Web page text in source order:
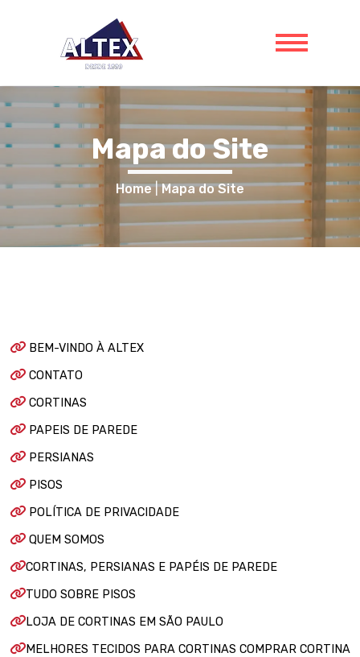
Mapa do Site
Home|Mapa do Site
BEM-VINDO À ALTEX
CONTATO
CORTINAS
PAPEIS DE PAREDE
PERSIANAS
PISOS
POLÍTICA DE PRIVACIDADE
QUEM SOMOS
CORTINAS, PERSIANAS E PAPÉIS DE PAREDE
TUDO SOBRE PISOS
LOJA DE CORTINAS EM SÃO PAULO
MELHORES TECIDOS PARA CORTINAS COMPRAR CORTINA